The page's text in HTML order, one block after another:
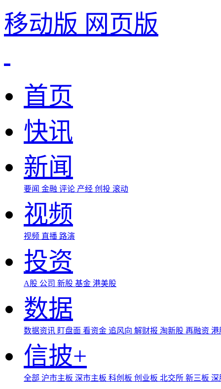
移动版 网页版
首页
快讯
新闻
要闻 金融 评论 产经 创投 滚动
视频
视频 直播 路演
投资
A股 公司 新股 基金 港美股
数据
数据资讯 盯盘面 看资金 追风向 解财报 淘新股 再融资
信披+
全部 沪市主板 深市主板 科创板 创业板 北交所 新三板